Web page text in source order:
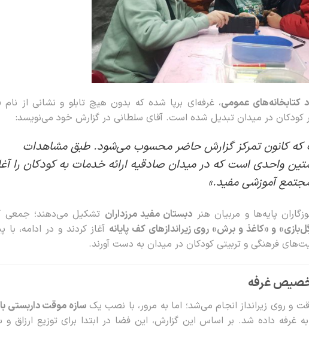
کتابخانه‌های عمومی، غرفه‌ای برپا شده که بدون هیچ تابلو و نشانی از
کودکان در میدان تبدیل شده است. آقای سلطانی در گزارش خود می‌نویسد:
که کانون تمرکز گزارش حاضر محسوب می‌شود. طبق مشاهدات
واحدی است که در میدان صادقیه ارائه خدمات به کودکان را
آموزشی مفید.»
پایه‌ها و مربیان هنر دبستان مفید مرزداران تشکیل می‌دهند؛ جمعی
و «کاغذ و برش» روی زیراندازهای کف پایانه آغاز کردند و در ادامه، با
فرهنگی و تربیتی کودکان در میدان به دست آورند.
تخصیص غرفه
روی زیرانداز انجام می‌شد؛ اما به مرور، با نصب یکسازه موقت داربستی
داده شد. بر اساس این گزارش، این فضا در ابتدا برای توزیع ارزاق و